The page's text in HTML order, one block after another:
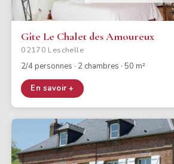
Gîte Le Chalet des Amoureux
02170 Leschelle
2/4 personnes · 2 chambres · 50 m²
En savoir +